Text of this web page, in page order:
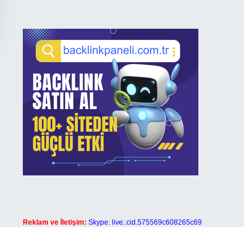
Reklam ve İletişim: Skype: live:.cid.575569c608265c69